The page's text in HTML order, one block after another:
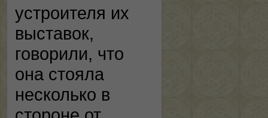
устроителя их
выставок,
говорили, что
она стояла
несколько в